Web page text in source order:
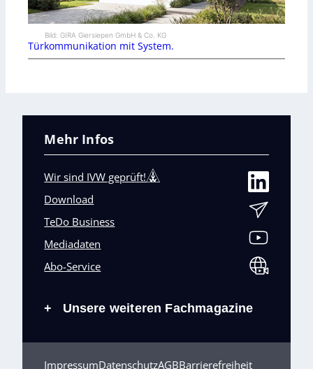
Bild: GIRA Giersiepen GmbH & Co. KG
Türkommunikation mit System.
Mehr Infos
Wir sind IVW geprüft!
Download
TeDo Business
Mediadaten
Abo-Service
+ Unsere weiteren Fachmagazine
ImpressumDatenschutzAGBBarrierefreiheit